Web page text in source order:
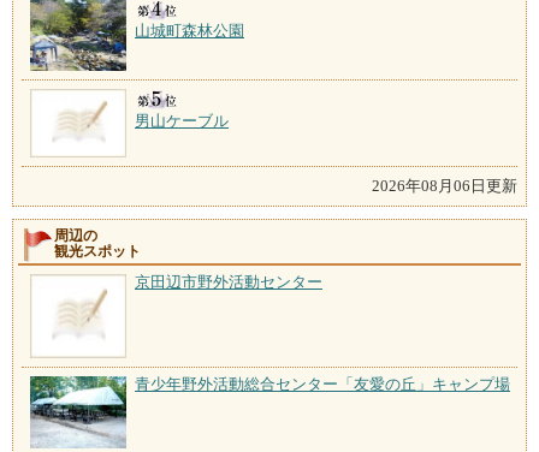
山城町森林公園
男山ケーブル
2026年08月06日更新
周辺の
観光スポット
京田辺市野外活動センター
青少年野外活動総合センター「友愛の丘」キャンプ場